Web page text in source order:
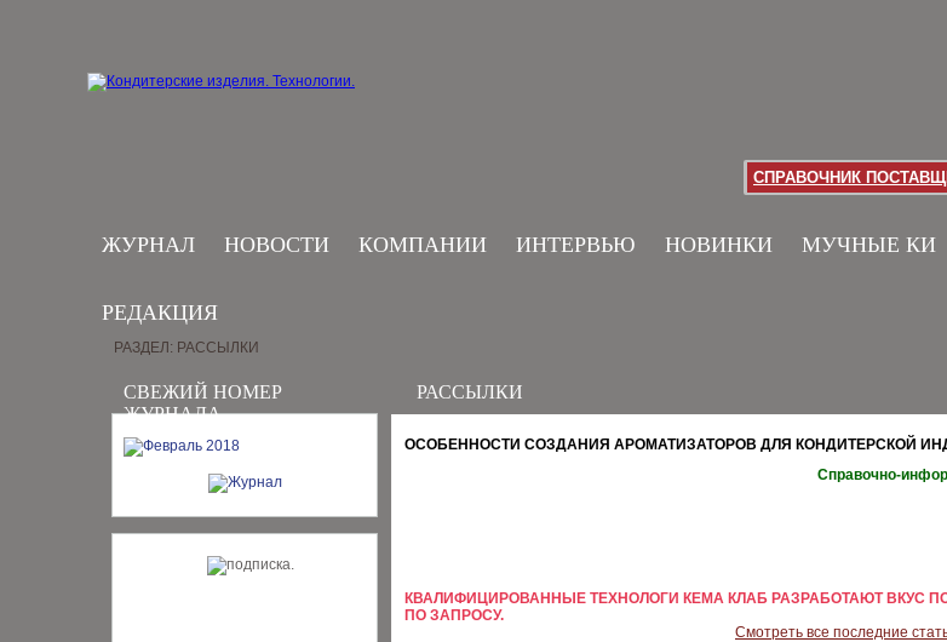
СПРАВОЧНИК
ЖУРНАЛ НОВОСТИ КОМПАНИИ ИНТЕРВЬЮ НОВИНКИ МУЧНЫЕ КИ
РЕДАКЦИЯ
СВЕЖИЙ НОМЕР
ЖУРНАЛА
РАЗДЕЛ: РАССЫЛКИ
РАССЫЛКИ
ОСОБЕННОСТИ СОЗДАНИЯ АРОМАТИЗАТОРОВ ДЛЯ КОНДИТЕРСКОЙ
Справочно-
КВАЛИФИЦИРОВАННЫЕ ТЕХНОЛОГИ КЕМА КЛАБ РАЗРАБОТАЮТ ВКУС
ПО ЗАПРОСУ.
Смотреть все последние